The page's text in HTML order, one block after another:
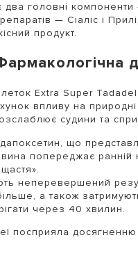
два головні
— Сіаліс і
продукт.
Extra Super
впливу на
судини та
що
попереджає ранній
неперевершений
а також
через 40 хвилин.
посприяла досягненню